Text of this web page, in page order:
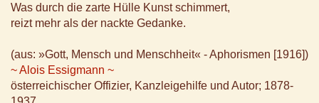
Was durch die zarte Hülle Kunst schimmert,
reizt mehr als der nackte Gedanke.
(aus: »Gott, Mensch und Menschheit« - Aphorismen [1916])
~ Alois Essigmann ~
österreichischer Offizier, Kanzleigehilfe und Autor; 1878-